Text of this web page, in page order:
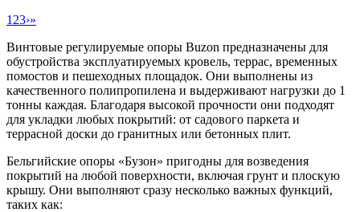
1 23›»
Винтовые регулируемые опоры Buzon предназначены для
обустройства эксплуатируемых кровель, террас, временных
помостов и пешеходных площадок. Они выполнены из
качественного полипропилена и выдерживают нагрузки до 1
тонны каждая. Благодаря высокой прочности они подходят
для укладки любых покрытий: от садового паркета и
террасной доски до гранитных или бетонных плит.
Бельгийские опоры «Бузон» пригодны для возведения
покрытий на любой поверхности, включая грунт и плоскую
крышу. Они выполняют сразу несколько важных функций,
таких как: